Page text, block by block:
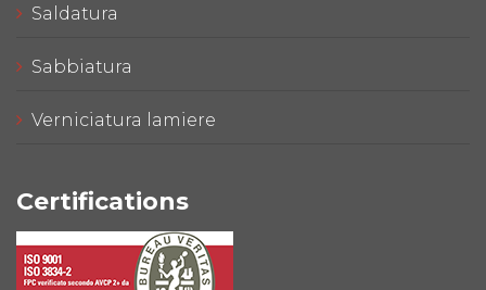
Saldatura
Sabbiatura
Verniciatura lamiere
Certifications